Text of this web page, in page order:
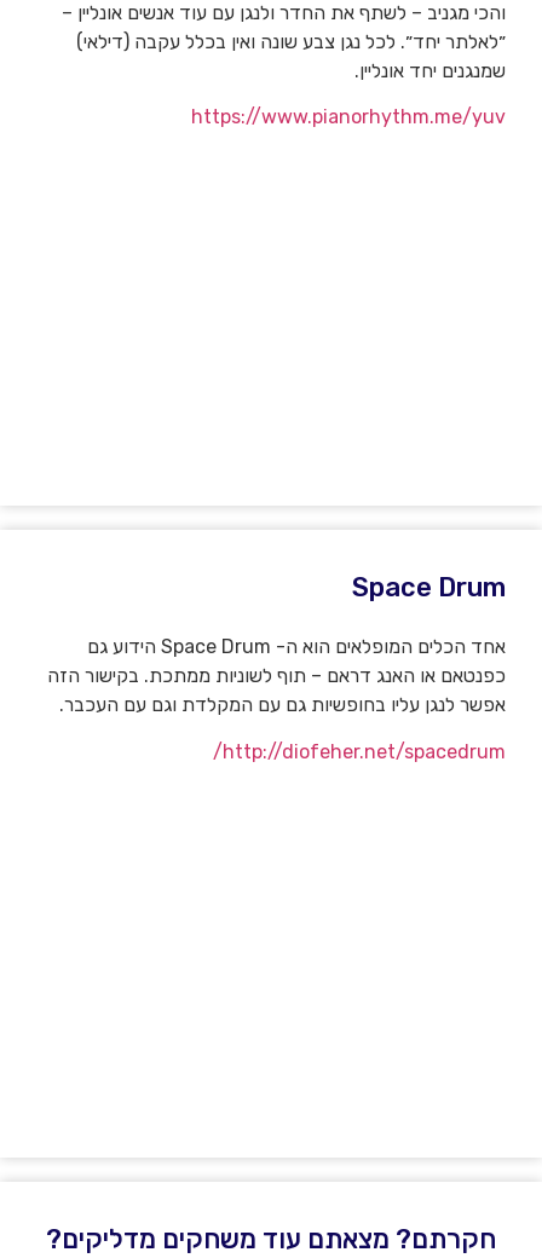
והכי מגניב – לשתף את החדר ולנגן עם עוד אנשים אונליין –
״לאלתר יחד״. לכל נגן צבע שונה ואין בכלל עקבה (דילאי)
שמנגנים יחד אונליין.
https://www.pianorhythm.me/yuv
Space Drum
אחד הכלים המופלאים הוא ה- Space Drum הידוע גם
כפנטאם או האנג דראם – תוף לשוניות ממתכת. בקישור הזה
אפשר לנגן עליו בחופשיות גם עם המקלדת וגם עם העכבר.
http://diofeher.net/spacedrum/
חקרתם? מצאתם עוד משחקים מדליקים?